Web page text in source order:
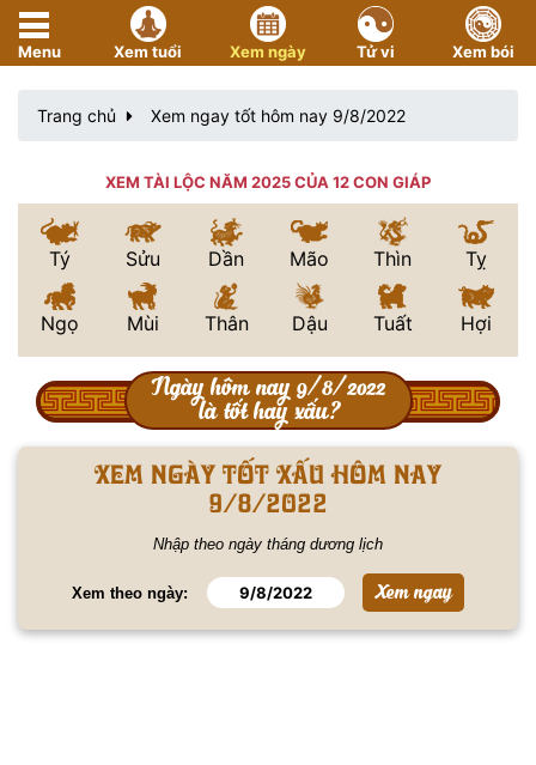
Menu Xem tuổi Xem ngày Tử vi Xem bói
Trang chủ Xem ngay tốt hôm nay 9/8/2022
XEM TÀI LỘC NĂM 2025 CỦA 12 CON GIÁP
Tý Sửu Dần Mão Thìn Tỵ
Ngọ Mùi Thân Dậu Tuất Hợi
Ngày hôm nay 9/8/2022
là tốt hay xấu?
Xem ngày tốt xấu hôm nay
9/8/2022
Nhập theo ngày tháng dương lịch
Xem theo ngày: